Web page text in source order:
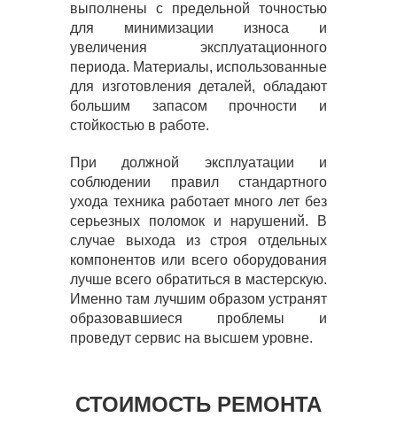
выполнены с предельной точностью
для минимизации износа и
увеличения эксплуатационного
периода. Материалы, использованные
для изготовления деталей, обладают
большим запасом прочности и
стойкостью в работе.
При должной эксплуатации и
соблюдении правил стандартного
ухода техника работает много лет без
серьезных поломок и нарушений. В
случае выхода из строя отдельных
компонентов или всего оборудования
лучше всего обратиться в мастерскую.
Именно там лучшим образом устранят
образовавшиеся проблемы и
проведут сервис на высшем уровне.
СТОИМОСТЬ РЕМОНТА